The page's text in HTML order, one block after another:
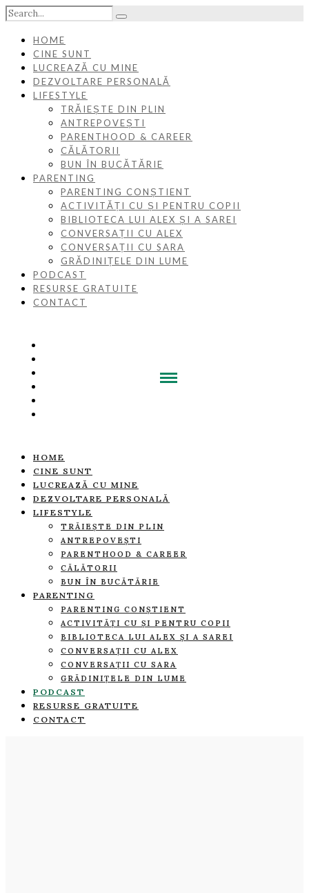
HOME
CINE SUNT
LUCREAZĂ CU MINE
DEZVOLTARE PERSONALĂ
LIFESTYLE
TRĂIEȘTE DIN PLIN
ANTREPOVEȘTI
PARENTHOOD & CAREER
CĂLĂTORII
BUN ÎN BUCĂTĂRIE
PARENTING
PARENTING CONȘTIENT
ACTIVITĂȚI CU ȘI PENTRU COPII
BIBLIOTECA LUI ALEX ȘI A SAREI
CONVERSAȚII CU ALEX
CONVERSAȚII CU SARA
GRĂDINIȚELE DIN LUME
PODCAST
RESURSE GRATUITE
CONTACT
HOME
CINE SUNT
LUCREAZĂ CU MINE
DEZVOLTARE PERSONALĂ
LIFESTYLE
TRĂIEȘTE DIN PLIN
ANTREPOVEȘTI
PARENTHOOD & CAREER
CĂLĂTORII
BUN ÎN BUCĂTĂRIE
PARENTING
PARENTING CONȘTIENT
ACTIVITĂȚI CU ȘI PENTRU COPII
BIBLIOTECA LUI ALEX ȘI A SAREI
CONVERSAȚII CU ALEX
CONVERSAȚII CU SARA
GRĂDINIȚELE DIN LUME
PODCAST
RESURSE GRATUITE
CONTACT